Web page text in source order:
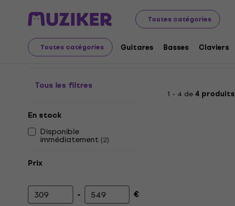
Toutes catégories
Toutes catégories Guitares Basses Claviers
Instruments de musique Studio Mobilier de studio
Mobilier de studio
Tous les filtres
En stock
Disponible
immédiatement (2)
Prix
Prix minimum
- Prix maximum
€
1 - 4 de 4 produits